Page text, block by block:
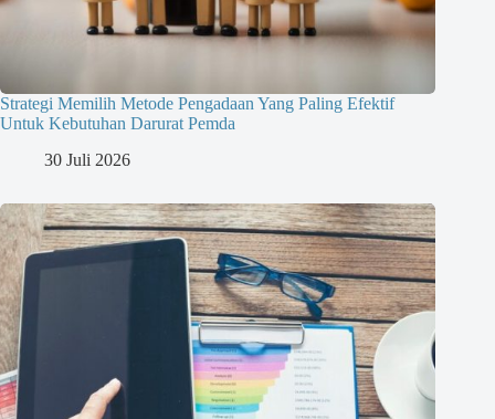
Strategi Memilih Metode Pengadaan Yang Paling Efektif
Untuk Kebutuhan Darurat Pemda
30 Juli 2026